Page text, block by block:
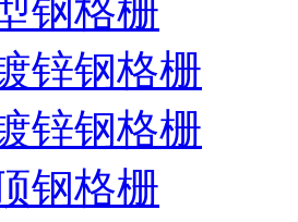
钢格栅
锌钢格栅
锌钢格栅
钢格栅